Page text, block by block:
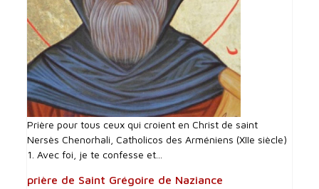
Prière pour tous ceux qui croient en Christ de saint
Nersès Chenorhali, Catholicos des Arméniens (XIIe siècle)
1. Avec foi, je te confesse et...
prière de Saint Grégoire de Naziance